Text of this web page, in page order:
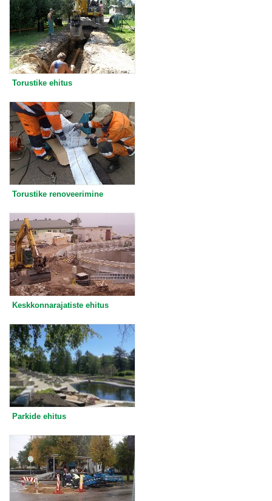
Torustike ehitus
Torustike renoveerimine
Keskkonnarajatiste ehitus
Parkide ehitus